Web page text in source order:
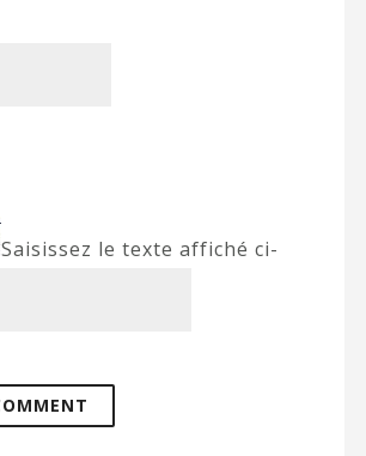
Saisissez le texte affiché ci-